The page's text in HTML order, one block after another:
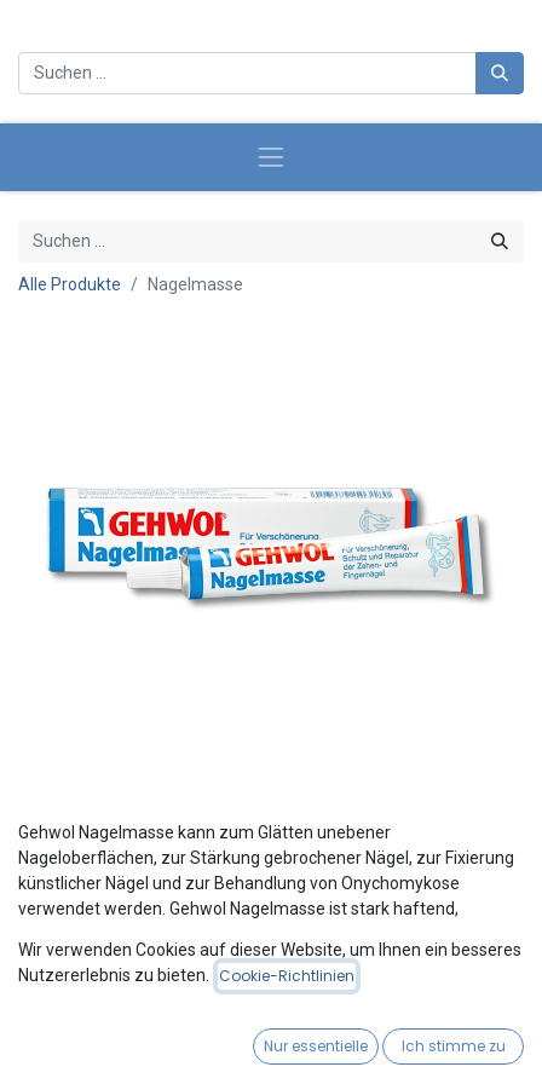
Alle Produkte Nagelmasse
Gehwol Nagelmasse kann zum Glätten unebener
Nageloberflächen, zur Stärkung gebrochener Nägel, zur Fixierung
künstlicher Nägel und zur Behandlung von Onychomykose
verwendet werden. Gehwol Nagelmasse ist stark haftend,
natürliches Aussehen.
to see Product Price
Wir verwenden Cookies auf dieser Website, um Ihnen ein besseres
Nutzererlebnis zu bieten.
Cookie-Richtlinien
Nur essentielle Ich stimme zu